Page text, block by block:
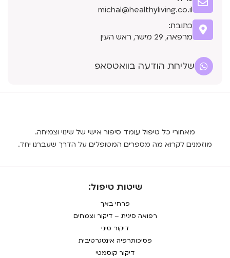
michal@healthyliving.co.il
כתובת:
מרפאה, 29 מישר, ראש העין
שליחת הודעה בוואטסאפ
מאחורי כל טיפול עומד סיפור אישי של שינוי וצמיחה.
מוזמנים לקרוא מה מספרים המטופלים על הדרך שעברנו יחד.
שיטות טיפול:
פרחי באך
רפואה סינית – דיקור וצמחים
דיקור סיני
פסיכותרפיה אינטגרטיבית
דיקור קוסמטי